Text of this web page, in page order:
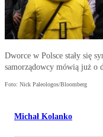
Dworce w Polsce stały się
samorządowcy mówią już o
Foto: Nick Paleologos/Bloomberg
Michał Kolanko